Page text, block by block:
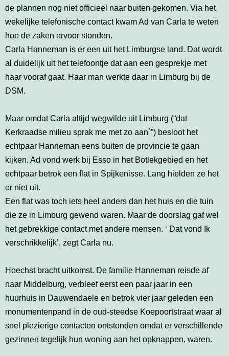
de plannen nog niet officieel naar buiten gekomen. Via het
wekelijke telefonische contact kwam Ad van Carla te weten
hoe de zaken ervoor stonden.
Carla Hanneman is er een uit het Limburgse land. Dat wordt
al duidelijk uit het telefoontje dat aan een gesprekje met
haar vooraf gaat. Haar man werkte daar in Limburg bij de
DSM.
Maar omdat Carla altijd wegwilde uit Limburg (“dat
Kerkraadse milieu sprak me met zo aan`”) besloot het
echtpaar Hanneman eens buiten de provincie te gaan
kijken. Ad vond werk bij Esso in het Botlekgebied en het
echtpaar betrok een flat in Spijkenisse. Lang hielden ze het
er niet uit.
Een flat was toch iets heel anders dan het huis en die tuin
die ze in Limburg gewend waren. Maar de doorslag gaf wel
het gebrekkige contact met andere mensen. ‘ Dat vond Ik
verschrikkelijk’, zegt Carla nu.
Hoechst bracht uitkomst. De familie Hanneman reisde af
naar Middelburg, verbleef eerst een paar jaar in een
huurhuis in Dauwendaele en betrok vier jaar geleden een
monumentenpand in de oud-steedse Koepoortstraat waar al
snel plezierige contacten ontstonden omdat er verschillende
gezinnen tegelijk hun woning aan het opknappen, waren.